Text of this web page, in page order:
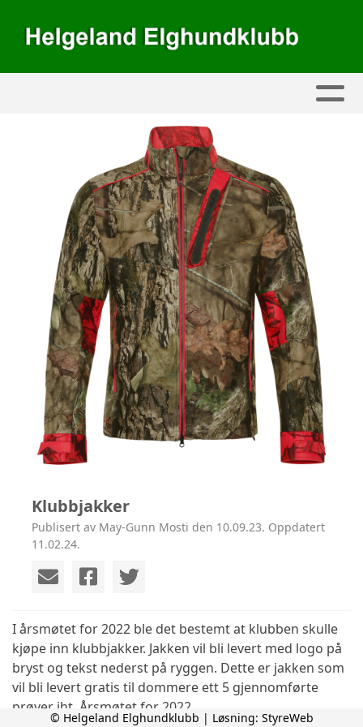
Klubbjakker
Publisert av May-Gunn Mosti den 10.09.23. Oppdatert
11.02.24.
I årsmøtet for 2022 ble det bestemt at klubben skulle
kjøpe inn klubbjakker. Jakken vil bli levert med logo på
bryst og tekst nederst på ryggen. Dette er jakken som
vil bli levert gratis til dommere ett 5 gjennomførte
prøver iht. Årsmøtet for 2022.
© Helgeland Elghundklubb | Løsning: StyreWeb